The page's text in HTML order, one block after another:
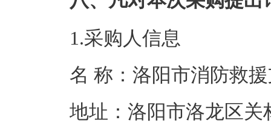
1.采购人信息
名 称：洛阳市
地址：洛阳市洛龙区